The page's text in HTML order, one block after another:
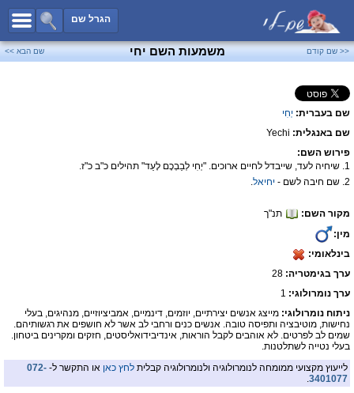
הגרל שם
כל השמות
שמות לבנים
פייסבוק
<< שם קודם משמעות השם יחי שם הבא >>
שם בעברית: יְחִי
שם באנגלית: Yechi
פירוש השם:
1. שיחיה לעד, שייבדל לחיים ארוכים. "יְחִי לְבַבְכֶם לָעַד" תהילים כ"ב כ"ז.
2. שם חיבה לשם -
יחיאל.
מקור השם:
תנ"ך
מין:
בינלאומי:
ערך בגימטריה:
ערך נומרולוגי: 1
ניתוח נומרולוגי: מייצג אנשים יצירתיים, יוזמים, דינמיים, אמביציוזיים, מנהיגים, בעלי
נחישות, מוטיבציה ותפיסה טובה. אנשים כנים ורחבי לב אשר לא חושפים את רגשותיהם.
שמים לב לפרטים. לא אוהבים לקבל הוראות, אינדיבידואליסטים, חזקים ומקרינים ביטחון.
בעלי נטייה לשתלטנות.
לייעוץ מקצועי ממומחה לנומרולוגיה ולנומרולוגיה קבלית לחץ כאן או התקשר ל- 072-
3401077
.